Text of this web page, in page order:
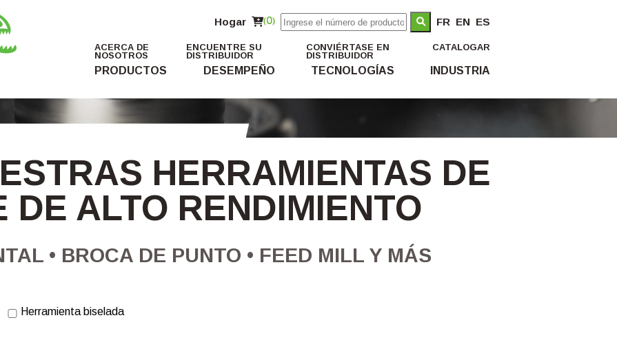
Hogar (0) FR EN ES
PRODUCTOS DESEMPEÑO TECNOLOGÍAS INDUSTRIA
ACERCA DE
NOSOTROS
ENCUENTRE SU
DISTRIBUIDOR
CONVIÉRTASE EN
DISTRIBUIDOR
CATALOGAR
HERRAMIENTAS DE
DE ALTO RENDIMIENTO
• BROCA DE PUNTO • FEED MILL Y MÁS
Herramienta biselada